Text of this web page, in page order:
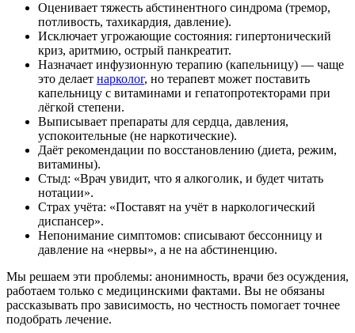
Оценивает тяжесть абстинентного синдрома (тремор,
потливость, тахикардия, давление).
Исключает угрожающие состояния: гипертонический
криз, аритмию, острый панкреатит.
Назначает инфузионную терапию (капельницу) — чаще
это делает нарколог, но терапевт может поставить
капельницу с витаминами и гепатопротекторами при
лёгкой степени.
Выписывает препараты для сердца, давления,
успокоительные (не наркотические).
Даёт рекомендации по восстановлению (диета, режим,
витамины).
Стыд: «Врач увидит, что я алкоголик, и будет читать
нотации».
Страх учёта: «Поставят на учёт в наркологический
диспансер».
Непонимание симптомов: списывают бессонницу и
давление на «нервы», а не на абстиненцию.
Мы решаем эти проблемы: анонимность, врачи без осуждения,
работаем только с медицинскими фактами. Вы не обязаны
рассказывать про зависимость, но честность помогает точнее
подобрать лечение.